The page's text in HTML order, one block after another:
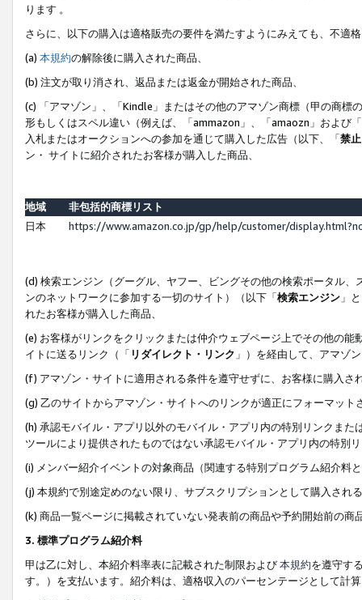
ります 。
さらに、以下の購入は適格販売の要件を満たすようにみえても、不適
(a) 本規約の解除後に購入された商品、
(b) 注文が取り消され、返品または返金が開始された商品、
(c) 「アマゾン」、「Kindle」またはその他のアマゾン商標（甲の商
形もしくはスペル違い（例えば、「ammazon」、「amaozn」および
入札またはオークションへの参加を通じて購入した広告（以下、「禁
ン・ サイトに紹介されたお客様が購入した商品、
地域
非包括的商標リスト
日本
https://www.amazon.co.jp/gp/help/customer/
(d) 検索エンジン（グーグル、ヤフー、ビングその他の検索ポータル
ンのネットワークに参加する一切のサイト）（以下「検索エンジン 」
れたお客様が購入した商品、
(e) お客様がリンクをクリックまたは仲介ウェブページ上でその他の
イトに送るリンク（「 リダイレクト・リンク 」）を経由して、アマゾ
(f) アマゾン・サイトに適用される条件を遵守せずに、お客様に購入さ
(g) 乙のサイトからアマゾン・サイトへのリンクが適正にフォーマッ
(h) 承認モバイル・アプリ以外のモバイル・アプリ内の特別リンクま
ツールにより提供されたものではない承認モバイル・アプリ内の特別
(i) メンバー紹介イベントの対象商品（関連する特別プログラム紹介料
(j) 本規約で別途定めのない限り、サブスクリプションとして購入され
(k) 商品一覧ページに掲載されていない発表前の商品や予約開始前の商
3. 標準プログラム紹介料
甲は乙に対し、本紹介料率表に記載された制限および本規約を遵守す
す。）を支払います。紹介料は、適格収入のパーセンテージとして計